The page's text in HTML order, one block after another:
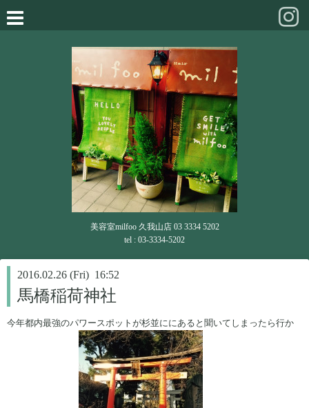
美容室milfoo 久我山店 03 3334 5202
tel : 03-3334-5202
2016.02.26 (Fri) 16:52
馬橋稲荷神社
今年都内最強のパワースポットが杉並ににあると聞いてしまったら行か